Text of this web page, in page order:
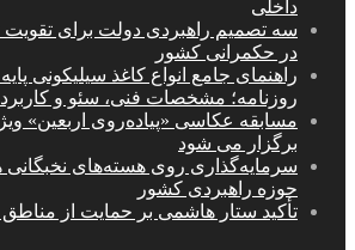
داخلی
سه تصمیم راهبردی دولت برای تقویت
در حکمرانی کشور
راهنمای جامع انواع کاغذ سیلیکونی
روزنامه؛ مشخصات فنی، سئو و
مسابقه عکاسی «پیاده‌روی اربعین»
برگزار می شود
حوزه راهبردی کشور
تأکید ستار هاشمی بر حمایت از مناطق